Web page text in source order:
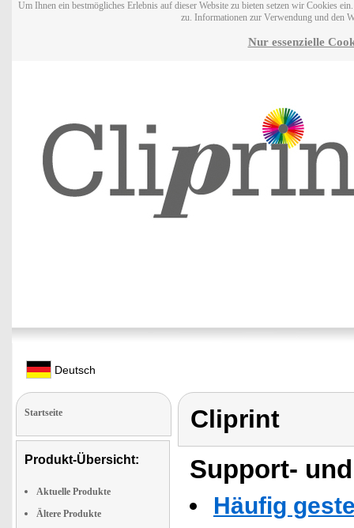
Um Ihnen ein bestmögliches Erlebnis auf dieser Website zu bieten setzen wir Cookies
zu. Informationen zur Verwendung und den
Nur essenzielle
Deutsch
Startseite
Produkt-Übersicht:
Aktuelle Produkte
Ältere Produkte
Cliprint
Support-
Häufig